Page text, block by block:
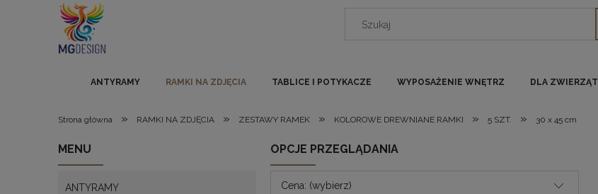
ANTYRAMY RAMKI NA ZDJĘCIA TABLICE I POTYKACZE WYPOSAŻENIE WNĘTRZ DLA ZWIERZĄT
Strona główna » RAMKI NA ZDJĘCIA » ZESTAWY RAMEK » KOLOROWE DREWNIANE RAMKI » 5 SZT. » 30 x 45 cm
MENU
ANTYRAMY
OPCJE PRZEGLĄDANIA
Cena: (wybierz)